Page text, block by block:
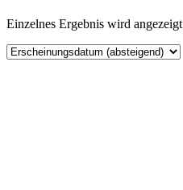
Einzelnes Ergebnis wird angezeigt